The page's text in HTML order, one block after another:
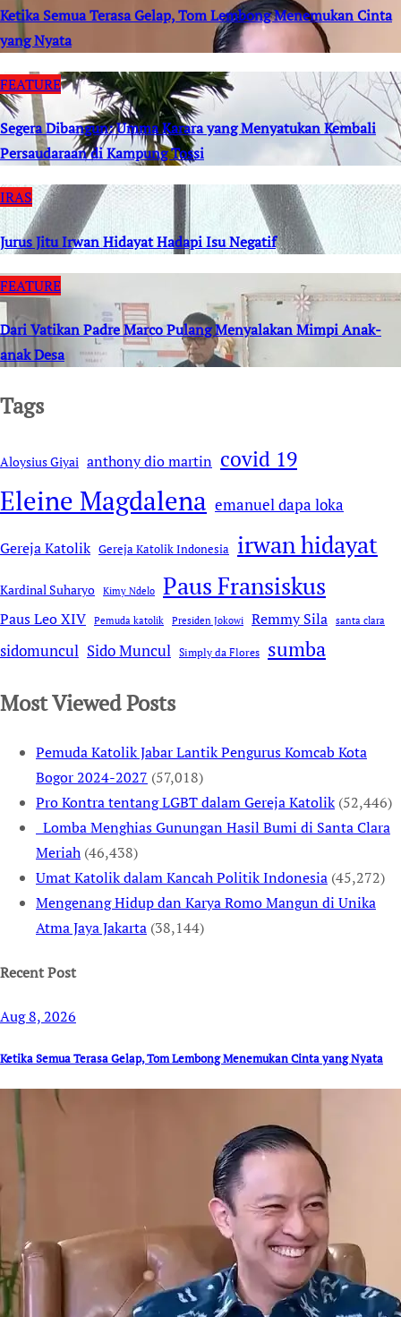
Ketika Semua Terasa Gelap, Tom Lembong Menemukan Cinta
yang Nyata
FEATURE
Segera Dibangun: Umma Karara yang Menyatukan Kembali
Persaudaraan di Kampung Tossi
IRAS
Jurus Jitu Irwan Hidayat Hadapi Isu Negatif
FEATURE
Dari Vatikan Padre Marco Pulang Menyalakan Mimpi Anak-
anak Desa
Tags
Aloysius Giyai anthony dio martin covid 19
Eleine Magdalena emanuel dapa loka
Gereja Katolik Gereja Katolik Indonesia irwan hidayat
Kardinal Suharyo Kimy Ndelo Paus Fransiskus
Paus Leo XIV Pemuda katolik Presiden Jokowi Remmy Sila santa clara
sidomuncul Sido Muncul Simply da Flores sumba
Most Viewed Posts
Pemuda Katolik Jabar Lantik Pengurus Komcab Kota
Bogor 2024-2027 (57,018)
Pro Kontra tentang LGBT dalam Gereja Katolik (52,446)
Lomba Menghias Gunungan Hasil Bumi di Santa Clara
Meriah (46,438)
Umat Katolik dalam Kancah Politik Indonesia (45,272)
Mengenang Hidup dan Karya Romo Mangun di Unika
Atma Jaya Jakarta (38,144)
Recent Post
Aug 8, 2026
Ketika Semua Terasa Gelap, Tom Lembong Menemukan Cinta yang Nyata